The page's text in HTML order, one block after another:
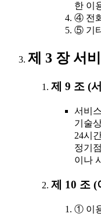
한 이
④ 전
⑤ 기
제 3 장 서
제 9 조 (
서비
기술
24시
정기
이나
제 10 조 (
① 이